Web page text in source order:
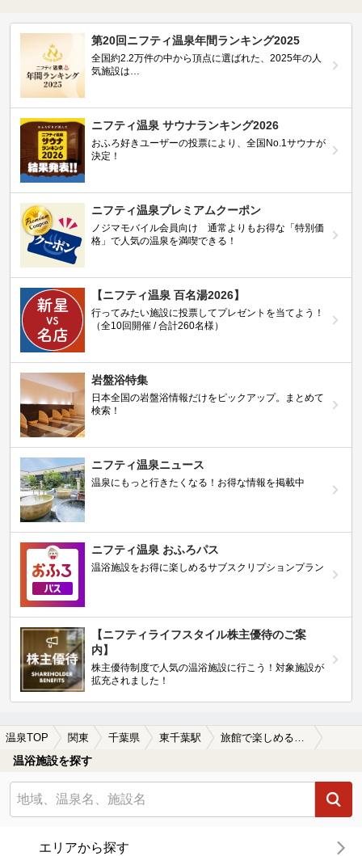
第20回ニフティ温泉年間ランキング2025
全国約2.2万件の中から頂点に選ばれた、2025年の人
気施設は…
ニフティ温泉 サウナランキング2026
おふろ好きユーザーの投票により、全国No.1サウナが
決定！
ニフティ温泉プレミアムクーポン
ノジマモバイル会員向け 通常よりもお得な「特別価
格」で人気の温泉を満喫できる！
【ニフティ温泉 百名湯2026】
行ってみたい施設に投票してプレゼントを当てよう！
（全10回開催 / 合計260名様）
岩盤浴特集
日本全国の岩盤浴情報だけをピックアップ。まとめて
検索！
ニフティ温泉ニュース
温泉にもっと行きたくなる！お得な情報を掲載中
ニフティ温泉 おふろパス
温浴施設をお得に楽しめるサブスクリプションプラン
【ニフティライフスタイル株主優待のご案
内】
株主優待制度で人気の温浴施設に行こう！対象施設が
拡充されました！
温泉TOP 関東 千葉県 東千葉駅 旅館で楽しめる東千葉駅近くの温泉、日帰り温泉、スーパー銭湯おすすめ
温浴施設を探す
エリアから探す